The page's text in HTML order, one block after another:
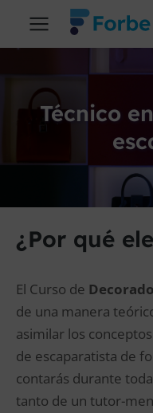
Técnico
¿Por qué
El Curso de
de una manera
asimilar los
de escaparatista de
contarás durante
tanto de un tutor-